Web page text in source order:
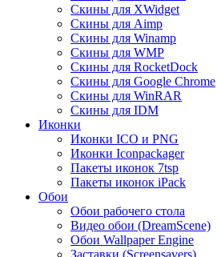
Скины для XWidget
Скины для Aimp
Скины для Winamp
Скины для WMP
Скины для RocketDock
Скины для Google Chrome
Скины для WinRAR
Скины для IDM
Иконки
Иконки ICO и PNG
Иконки Iconpackager
Пакеты иконок 7tsp
Пакеты иконок iPack
Обои
Обои рабочего стола
Видео обои (DreamScene)
Обои Wallpaper Engine
Заставки (Screensavers)